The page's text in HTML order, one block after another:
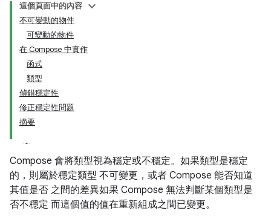
這個頁面中的內容
不可變動的物件
可變動的物件
在 Compose 中實作
函式
類型
偵錯穩定性
修正穩定性問題
摘要
Compose 會將類型視為穩定或不穩定。如果類型是穩定
的，則屬於穩定類型 不可變更，或者 Compose 能否知道
其值是否 之間的差異如果 Compose 無法判斷某個類型是
否不穩定 而這個值的值在重新組成之間已變更。